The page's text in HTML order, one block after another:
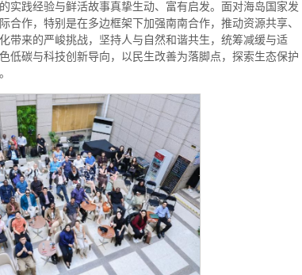
实践经验与鲜活故事真挚生动、富有启发。面对海岛国家发
合作，特别是在多边框架下加强南南合作，推动资源共享、
带来的严峻挑战，坚持人与自然和谐共生，统筹减缓与适
低碳与科技创新导向，以民生改善为落脚点，探索生态保护